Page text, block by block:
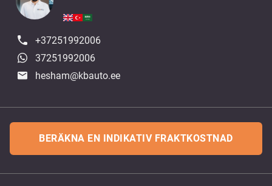
+37251992006
37251992006
hesham@kbauto.ee
BERÄKNA EN INDIKATIV FRAKTKOSTNAD